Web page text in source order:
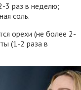
3 раз в неделю;
соль.
орехи (не более 2-
(1-2 раза в